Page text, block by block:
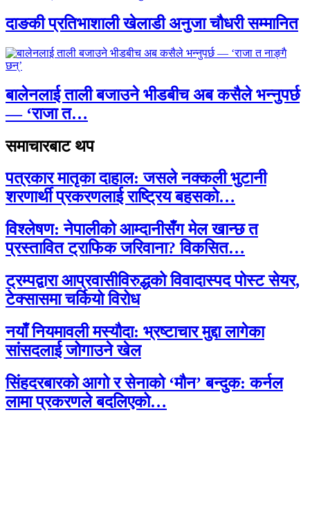
दाङकी प्रतिभाशाली खेलाडी अनुजा चौधरी सम्मानित
बालेनलाई ताली बजाउने भीडबीच अब कसैले भन्नुपर्छ
— ‘राजा त…
समाचारबाट थप
पत्रकार मातृका दाहाल: जसले नक्कली भुटानी
शरणार्थी प्रकरणलाई राष्ट्रिय बहसको…
विश्लेषण: नेपालीको आम्दानीसँग मेल खान्छ त
प्रस्तावित ट्राफिक जरिवाना? विकसित…
ट्रम्पद्वारा आप्रवासीविरुद्धको विवादास्पद पोस्ट सेयर,
टेक्सासमा चर्कियो विरोध
नयाँ नियमावली मस्यौदा: भ्रष्टाचार मुद्दा लागेका
सांसदलाई जोगाउने खेल
सिंहदरबारको आगो र सेनाको ‘मौन’ बन्दुक: कर्नल
लामा प्रकरणले बदलिएको…